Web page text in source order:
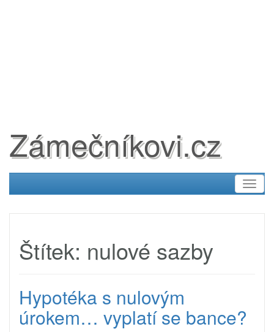
Zámečníkovi.cz
Štítek: nulové sazby
Hypotéka s nulovým
úrokem… vyplatí se bance?